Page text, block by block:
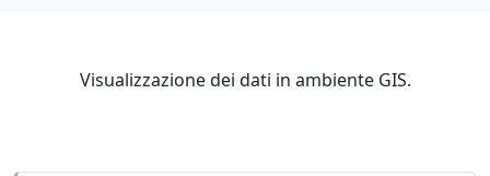
Visualizzazione dei dati in ambiente GIS.